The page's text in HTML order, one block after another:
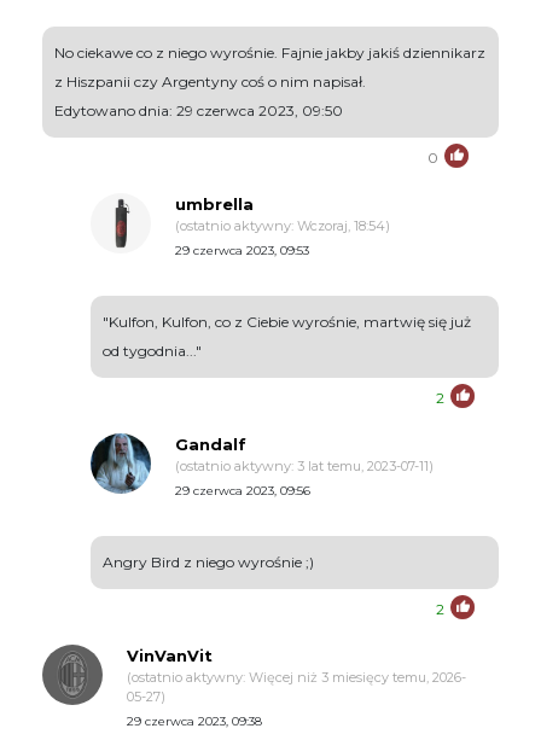
No ciekawe co z niego wyrośnie. Fajnie jakby jakiś dziennikarz
z Hiszpanii czy Argentyny coś o nim napisał.
Edytowano dnia: 29 czerwca 2023, 09:50
0
umbrella
(ostatnio aktywny: Wczoraj, 18:54)
29 czerwca 2023, 09:53
"Kulfon, Kulfon, co z Ciebie wyrośnie, martwię się już
od tygodnia..."
2
Gandalf
(ostatnio aktywny: 3 lat temu, 2023-07-11)
29 czerwca 2023, 09:56
Angry Bird z niego wyrośnie ;)
2
VinVanVit
(ostatnio aktywny: Więcej niż 3 miesięcy temu, 2026-
05-27)
29 czerwca 2023, 09:38